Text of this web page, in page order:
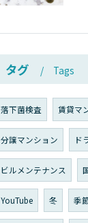
タグ Tags
落下菌検査 賃貸マ
分譲マンション ド
ビルメンテナンス
YouTube 冬 季